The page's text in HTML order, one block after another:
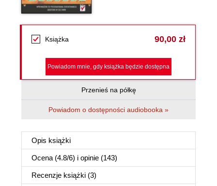
Książka 90,00 zł
Powiadom mnie, gdy książka będzie dostępna
Przenieś na półkę
Powiadom o dostępności audiobooka »
Opis książki
Ocena (4.8/6) i opinie (143)
Recenzje książki (3)